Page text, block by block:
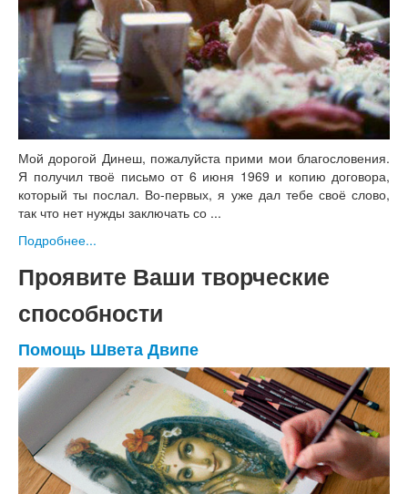
Мой дорогой Динеш, пожалуйста прими мои благословения.
Я получил твоё письмо от 6 июня 1969 и копию договора,
который ты послал. Во-первых, я уже дал тебе своё слово,
так что нет нужды заключать со ...
Подробнее...
Проявите Ваши творческие
способности
Помощь Швета Двипе